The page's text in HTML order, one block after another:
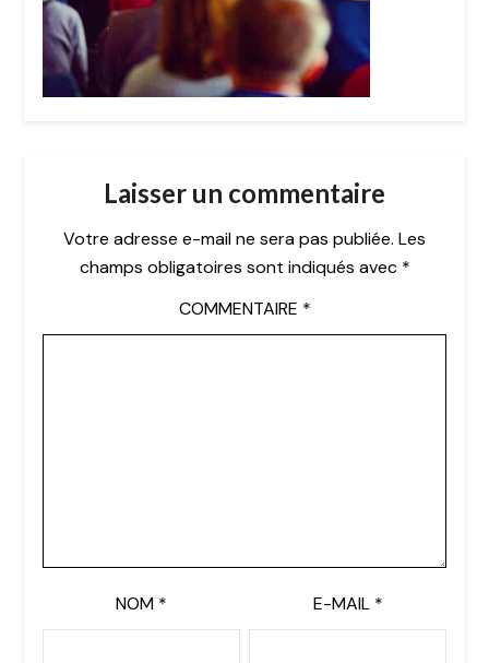
Laisser un commentaire
Votre adresse e-mail ne sera pas publiée. Les
champs obligatoires sont indiqués avec *
COMMENTAIRE *
NOM * E-MAIL *